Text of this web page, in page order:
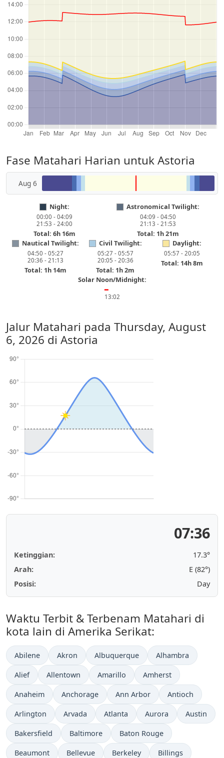
Fase Matahari Harian untuk Astoria
Aug 6
Night:
00:00 - 04:09
21:53 - 24:00
Total: 6h 16m
Astronomical Twilight:
04:09 - 04:50
21:13 - 21:53
Total: 1h 21m
Nautical Twilight:
04:50 - 05:27
20:36 - 21:13
Total: 1h 14m
Civil Twilight:
05:27 - 05:57
20:05 - 20:36
Total: 1h 2m
Daylight:
05:57 - 20:05
Total: 14h 8m
Solar Noon/Midnight:
━
13:02
Jalur Matahari pada Thursday, August
6, 2026 di Astoria
07:36
Ketinggian:
17.3°
Arah:
E (83°)
Posisi:
Day
Waktu Terbit & Terbenam Matahari di
kota lain di Amerika Serikat:
Abilene Akron Albuquerque Alhambra
Alief Allentown Amarillo Amherst
Anaheim Anchorage Ann Arbor Antioch
Arlington Arvada Atlanta Aurora Austin
Bakersfield Baltimore Baton Rouge
Beaumont Bellevue Berkeley Billings